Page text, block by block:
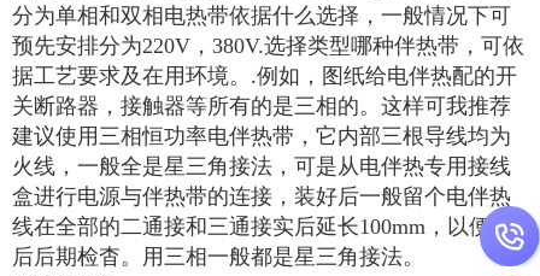
分为单相和双相电热带依据什么选择，一般情况下可
预先安排分为220V，380V.选择类型哪种伴热带，可依
据工艺要求及在用环境。.例如，图纸给电伴热配的开
关断路器，接触器等所有的是三相的。这样可我推荐
建议使用三相恒功率电伴热带，它内部三根导线均为
火线，一般全是星三角接法，可是从电伴热专用接线
盒进行电源与伴热带的连接，装好后一般留个电伴热
线在全部的二通接和三通接实后延长100mm，以便日
后后期检杳。用三相一般都是星三角接法。